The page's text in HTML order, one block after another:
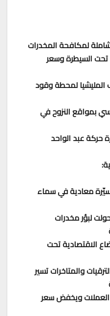
لمكافحة المخدرات
تحت السيطرة وسعر
لمحطة وقود
بمواقع النزوح في
حركة عبد الواحد
معادية في سماء
لبؤر مخدرات
الاقتصادية تحت
والمتاخرات تسير
العملات ويخفض سعر